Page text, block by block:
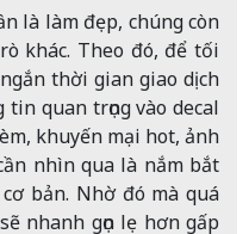
là làm đẹp, chúng còn
khác. Theo đó, để tối
thời gian giao dịch
quan trọng vào decal
khuyến mại hot, ảnh
nhìn qua là nắm bắt
bản. Nhờ đó mà quá
nhanh gọn lẹ hơn gấp